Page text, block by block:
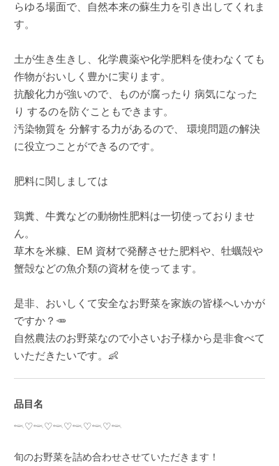
らゆる場面で、自然本来の蘇生力を引き出してくれま
す。
土が生き生きし、化学農薬や化学肥料を使わなくても
作物がおいしく豊かに実ります。
抗酸化力が強いので、ものが腐ったり 病気になった
り するのを防ぐこともできます。
汚染物質を 分解する力があるので、 環境問題の解決
に役立つことができるのです。
肥料に関しましては
鶏糞、牛糞などの動物性肥料は一切使っておりませ
ん。
草木を米糠、EM 資材で発酵させた肥料や、牡蠣殻や
蟹殻などの魚介類の資材を使ってます。
是非、おいしくて安全なお野菜を家族の皆様へいかが
ですか？🥕
自然農法のお野菜なので小さいお子様から是非食べて
いただきたいです。👶
品目名
𓎖♡𓎖♡𓎖♡𓎖♡𓎖♡𓎖
旬のお野菜を詰め合わせさせていただきます！